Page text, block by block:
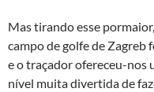
Mas tirando esse
campo de golfe de Zagreb
e o traçador ofereceu-nos
nível muita divertida de